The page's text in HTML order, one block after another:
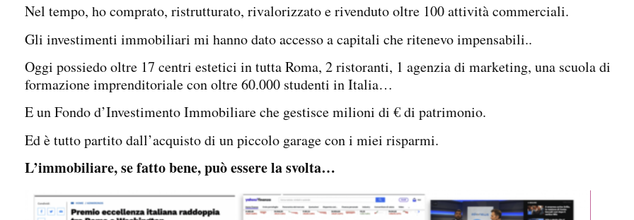
Nel tempo, ho comprato, ristrutturato, rivalorizzato e rivenduto oltre 100 attività commerciali.
Gli investimenti immobiliari mi hanno dato accesso a capitali che ritenevo impensabili..
Oggi possiedo oltre 17 centri estetici in tutta Roma, 2 ristoranti, 1 agenzia di marketing, una scuola di
formazione imprenditoriale con oltre 60.000 studenti in Italia…
E un Fondo d’Investimento Immobiliare che gestisce milioni di € di patrimonio.
Ed è tutto partito dall’acquisto di un piccolo garage con i miei risparmi.
L’immobiliare, se fatto bene, può essere la svolta…